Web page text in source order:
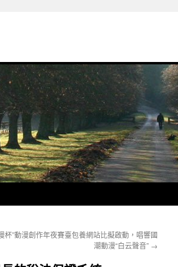
杯”動漫創作年夜賽臺包養網站比擬啟動，唱響國
潮動漫“白云聲音” →